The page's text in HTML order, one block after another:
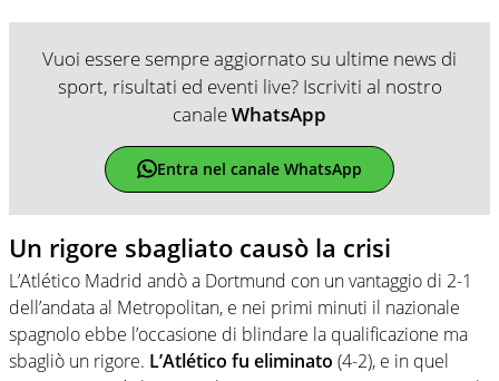
Vuoi essere sempre aggiornato su ultime news di
sport, risultati ed eventi live? Iscriviti al nostro
canaleWhatsApp
Entra nel canale WhatsApp
Un rigore sbagliato causò la crisi
L’Atlético Madrid andò a Dortmund con un vantaggio di 2-1
dell’andata al Metropolitan, e nei primi minuti il ​​nazionale
spagnolo ebbe l’occasione di blindare la qualificazione ma
sbagliò un rigore. L’Atlético fu eliminato (4-2), e in quel